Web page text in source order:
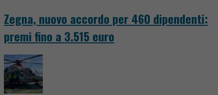
Zegna, nuovo accordo per 460 dipendenti:
premi fino a 3.515 euro